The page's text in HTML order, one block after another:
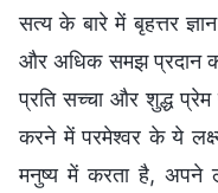
सत्य के बारे में बृहत्तर
और अधिक समझ प्रदान
प्रति सच्चा और शुद्ध प्रेम
करने में परमेश्वर के ये
मनुष्य में करता है, अपने